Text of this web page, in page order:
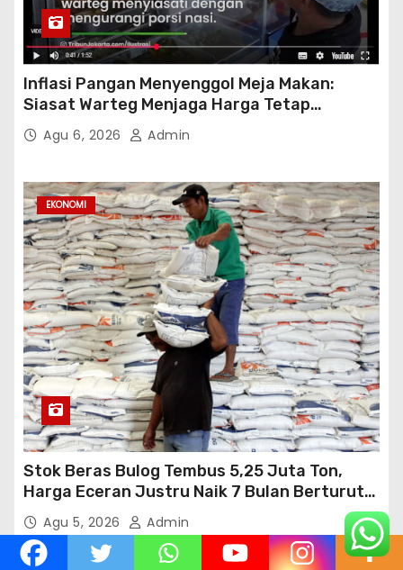
Inflasi Pangan Menyenggol Meja Makan:
Siasat Warteg Menjaga Harga Tetap
Terjangkau
Agu 6, 2026 Admin
EKONOMI
Stok Beras Bulog Tembus 5,25 Juta Ton,
Harga Eceran Justru Naik 7 Bulan Berturut-
TurutAgu 5, 2026 Admin